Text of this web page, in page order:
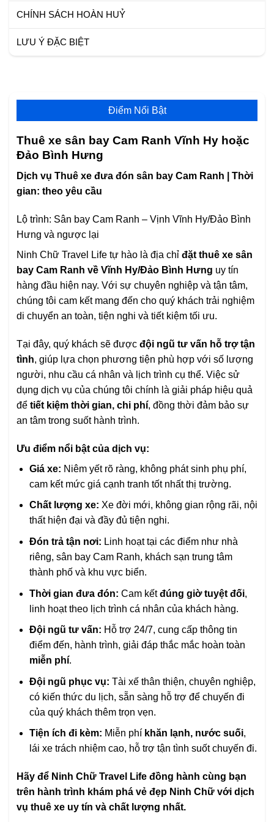
CHÍNH SÁCH HOÀN HUỶ
LƯU Ý ĐẶC BIỆT
Điểm Nổi Bật
Thuê xe sân bay Cam Ranh Vĩnh Hy hoặc
Đảo Bình Hưng
Dịch vụ Thuê xe đưa đón sân bay Cam Ranh | Thời
gian: theo yêu cầu
Lộ trình: Sân bay Cam Ranh – Vịnh Vĩnh Hy/Đảo Bình
Hưng và ngược lại
Ninh Chữ Travel Life tự hào là địa chỉ đặt thuê xe sân
bay Cam Ranh về Vĩnh Hy/Đảo Bình Hưng uy tín
hàng đầu hiện nay. Với sự chuyên nghiệp và tận tâm,
chúng tôi cam kết mang đến cho quý khách trải nghiệm
di chuyển an toàn, tiện nghi và tiết kiệm tối ưu.
Tại đây, quý khách sẽ được đội ngũ tư vấn hỗ trợ tận
tình, giúp lựa chọn phương tiện phù hợp với số lượng
người, nhu cầu cá nhân và lịch trình cụ thể. Việc sử
dụng dịch vụ của chúng tôi chính là giải pháp hiệu quả
để tiết kiệm thời gian, chi phí, đồng thời đảm bảo sự
an tâm trong suốt hành trình.
Ưu điểm nổi bật của dịch vụ:
Giá xe: Niêm yết rõ ràng, không phát sinh phụ phí,
cam kết mức giá cạnh tranh tốt nhất thị trường.
Chất lượng xe: Xe đời mới, không gian rộng rãi, nội
thất hiện đại và đầy đủ tiện nghi.
Đón trả tận nơi: Linh hoạt tại các điểm như nhà
riêng, sân bay Cam Ranh, khách sạn trung tâm
thành phố và khu vực biển.
Thời gian đưa đón: Cam kếtđúng giờ tuyệt đối,
linh hoạt theo lịch trình cá nhân của khách hàng.
Đội ngũ tư vấn: Hỗ trợ 24/7, cung cấp thông tin
điểm đến, hành trình, giải đáp thắc mắc hoàn toàn
miễn phí.
Đội ngũ phục vụ: Tài xế thân thiện, chuyên nghiệp,
có kiến thức du lịch, sẵn sàng hỗ trợ để chuyến đi
của quý khách thêm trọn vẹn.
Tiện ích đi kèm: Miễn phí khăn lạnh, nước suối,
lái xe trách nhiệm cao, hỗ trợ tận tình suốt chuyến đi.
Hãy để Ninh Chữ Travel Life đồng hành cùng bạn
trên hành trình khám phá vẻ đẹp Ninh Chữ với dịch
vụ thuê xe uy tín và chất lượng nhất.